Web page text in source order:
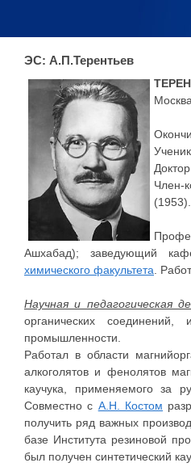
ЭС: А.П.Терентьев
Ученик
Член-
(1953).
Ашхабад); заведующий
химического факультета .
Научная и педагогическая
органических
промышленности.
Работал в области
алкоголятов и фенолятов
каучука, применяемого за
Совместно с А.Н. Костом
получить ряд важных
базе Института резиновой
был получен синтетический